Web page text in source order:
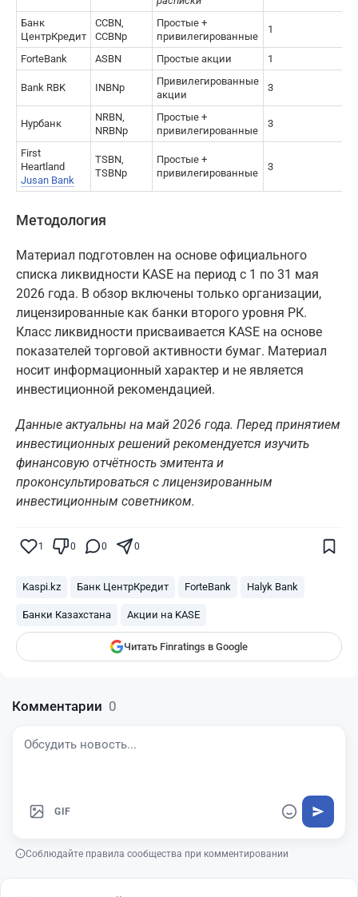
Банк
ЦентрКредит
CCBN,
CCBNp
Простые +
привилегированные
1
ForteBank ASBN Простые акции 1
Bank RBK INBNp
Привилегированные
акции
3
Нурбанк
NRBN,
NRBNp
Простые +
привилегированные
3
First
Heartland
Jusan Bank
TSBN,
TSBNp
Простые +
привилегированные
3
Методология
Материал подготовлен на основе официального
списка ликвидности KASE на период с 1 по 31 мая
2026 года. В обзор включены только организации,
лицензированные как банки второго уровня РК.
Класс ликвидности присваивается KASE на основе
показателей торговой активности бумаг. Материал
носит информационный характер и не является
инвестиционной рекомендацией.
Данные актуальны на май 2026 года. Перед принятием
инвестиционных решений рекомендуется изучить
финансовую отчётность эмитента и
проконсультироваться с лицензированным
инвестиционным советником.
1 0 0 0
Kaspi.kz Банк ЦентрКредит ForteBank Halyk Bank
Банки Казахстана Акции на KASE
Читать Finratings в Google
Поставьте галочку рядом с
Finratings
Комментарии 0
GIF
Соблюдайте правила сообщества при комментировании